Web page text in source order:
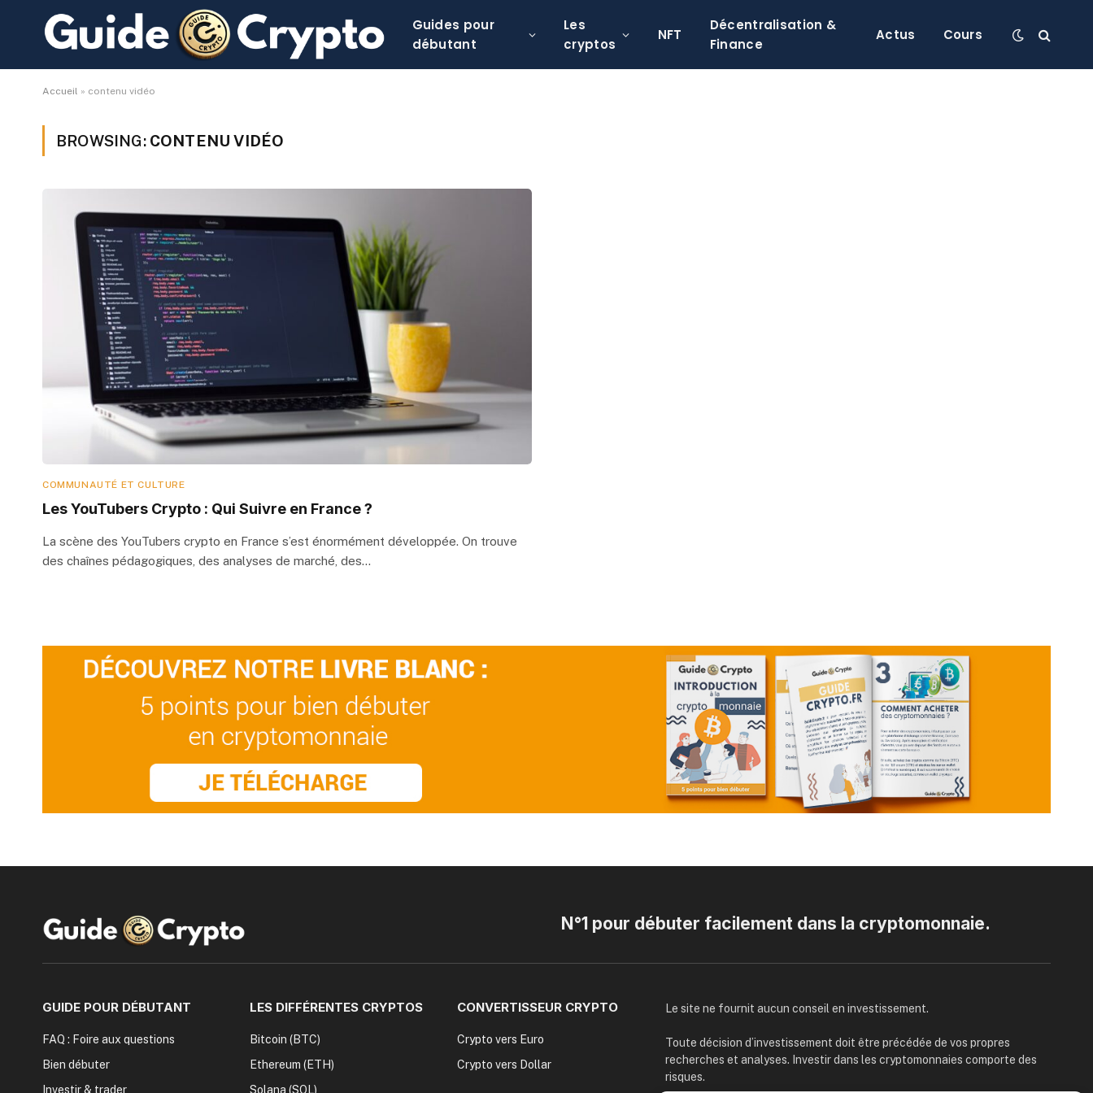
Guides pour
débutant
Les
cryptos
NFT
Décentralisation &
Finance
Actus Cours
Accueil » contenu vidéo
BROWSING: CONTENU VIDÉO
COMMUNAUTÉ ET CULTURE
Les YouTubers Crypto : Qui Suivre en France ?
La scène des YouTubers crypto en France s’est énormément développée. On trouve
des chaînes pédagogiques, des analyses de marché, des…
N°1 pour débuter facilement dans la cryptomonnaie.
GUIDE POUR DÉBUTANT
FAQ : Foire aux questions
Bien débuter
Investir & trader
LES DIFFÉRENTES CRYPTOS
Bitcoin (BTC)
Ethereum (ETH)
Solana (SOL)
CONVERTISSEUR CRYPTO
Crypto vers Euro
Crypto vers Dollar
Le site ne fournit aucun conseil en investissement.
Toute décision d’investissement doit être précédée de vos propres
recherches et analyses. Investir dans les cryptomonnaies comporte des
risques.